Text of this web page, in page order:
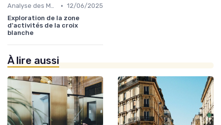
Analyse des Marchés Locaux et Globaux • 12/06/2025
Exploration de la zone
d'activités de la croix
blanche
À lire aussi